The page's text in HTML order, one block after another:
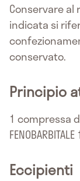
Conservare al
indicata si
conservato.
Principio
1 compressa
Eccipienti